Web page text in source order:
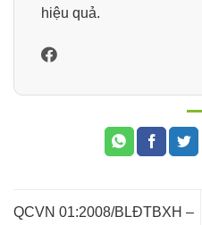
hiệu quả.
QCVN 01:2008/BLĐTBXH –